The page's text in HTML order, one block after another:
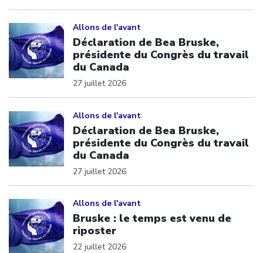
Allons de l'avant
Déclaration de Bea Bruske,
présidente du Congrès du travail
du Canada
27 juillet 2026
Allons de l'avant
Déclaration de Bea Bruske,
présidente du Congrès du travail
du Canada
27 juillet 2026
Allons de l'avant
Bruske : le temps est venu de
riposter
22 juillet 2026